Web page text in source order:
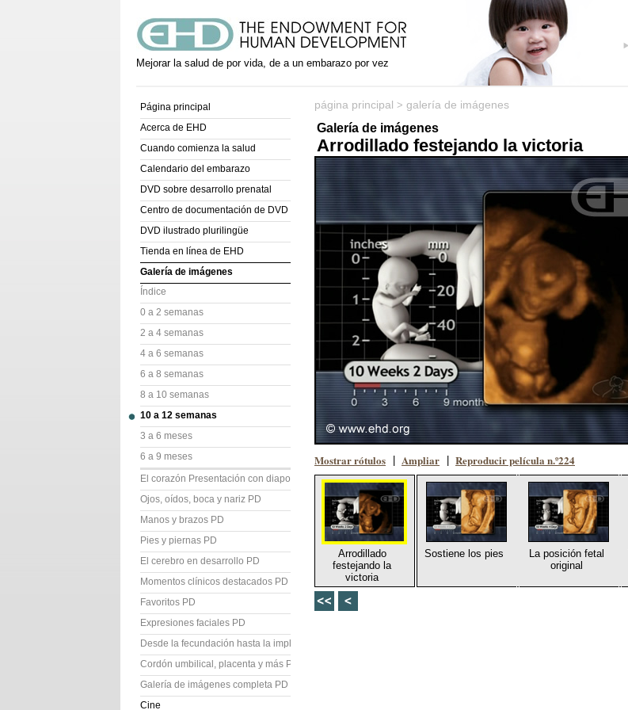
Mejorar la salud de por vida, de a un embarazo por vez
Página principal
Acerca de EHD
Cuando comienza la salud
Calendario del embarazo
DVD sobre desarrollo prenatal
Centro de documentación de DVD
DVD ilustrado plurilingüe
Tienda en línea de EHD
Galería de imágenes
Índice
0 a 2 semanas
2 a 4 semanas
4 a 6 semanas
6 a 8 semanas
8 a 10 semanas
10 a 12 semanas
3 a 6 meses
6 a 9 meses
El corazón Presentación con diapositivas (PD)
Ojos, oídos, boca y nariz PD
Manos y brazos PD
Pies y piernas PD
El cerebro en desarrollo PD
Momentos clínicos destacados PD
Favoritos PD
Expresiones faciales PD
Desde la fecundación hasta la implantación PD
Cordón umbilical, placenta y más PD
Galería de imágenes completa PD
Cine
página principal > galería de imágenes
Galería de imágenes
Arrodillado festejando la victoria
Mostrar rótulos Ampliar Reproducir película n.º224
Arrodillado
festejando la
victoria
Sostiene los pies
La posición fetal
original